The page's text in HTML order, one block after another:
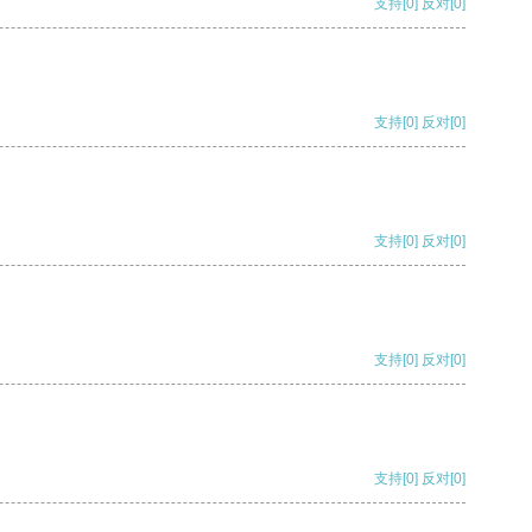
支持[0] 反对[0]
支持[0] 反对[0]
支持[0] 反对[0]
支持[0] 反对[0]
支持[0] 反对[0]